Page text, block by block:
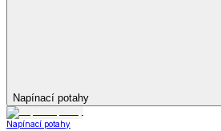
Napínací potahy
Napínací potahy